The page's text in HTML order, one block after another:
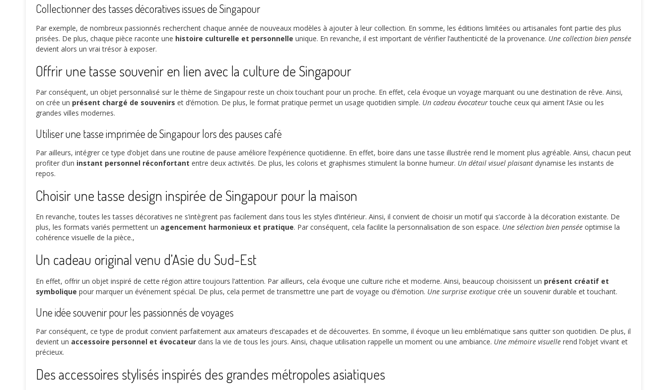
Collectionner des tasses décoratives issues de Singapour
Par exemple, de nombreux passionnés recherchent chaque année de nouveaux modèles à ajouter à leur collection. En somme, les éditions limitées ou artisanales font partie des plus
prisées. De plus, chaque pièce raconte une histoire culturelle et personnelle unique. En revanche, il est important de vérifier l’authenticité de la provenance. Une collection bien pensée
devient alors un vrai trésor à exposer.
Offrir une tasse souvenir en lien avec la culture de Singapour
Par conséquent, un objet personnalisé sur le thème de Singapour reste un choix touchant pour un proche. En effet, cela évoque un voyage marquant ou une destination de rêve. Ainsi,
on crée un présent chargé de souvenirs et d’émotion. De plus, le format pratique permet un usage quotidien simple. Un cadeau évocateurtouche ceux qui aiment l’Asie ou les
grandes villes modernes.
Utiliser une tasse imprimée de Singapour lors des pauses café
Par ailleurs, intégrer ce type d’objet dans une routine de pause améliore l’expérience quotidienne. En effet, boire dans une tasse illustrée rend le moment plus agréable. Ainsi, chacun peut
profiter d’un instant personnel réconfortant entre deux activités. De plus, les coloris et graphismes stimulent la bonne humeur. Un détail visuel plaisant dynamise les instants de
repos.
Choisir une tasse design inspirée de Singapour pour la maison
En revanche, toutes les tasses décoratives ne s’intègrent pas facilement dans tous les styles d’intérieur. Ainsi, il convient de choisir un motif qui s’accorde à la décoration existante. De
plus, les formats variés permettent un agencement harmonieux et pratique. Par conséquent, cela facilite la personnalisation de son espace. Une sélection bien pensée optimise la
cohérence visuelle de la pièce.,
Un cadeau original venu d’Asie du Sud-Est
En effet, offrir un objet inspiré de cette région attire toujours l’attention. Par ailleurs, cela évoque une culture riche et moderne. Ainsi, beaucoup choisissent un présent créatif et
symbolique pour marquer un événement spécial. De plus, cela permet de transmettre une part de voyage ou d’émotion. Une surprise exotique crée un souvenir durable et touchant.
Une idée souvenir pour les passionnés de voyages
Par conséquent, ce type de produit convient parfaitement aux amateurs d’escapades et de découvertes. En somme, il évoque un lieu emblématique sans quitter son quotidien. De plus, il
devient un accessoire personnel et évocateur dans la vie de tous les jours. Ainsi, chaque utilisation rappelle un moment ou une ambiance. Une mémoire visuelle rend l’objet vivant et
précieux.
Des accessoires stylisés inspirés des grandes métropoles asiatiques